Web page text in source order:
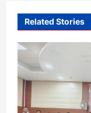
g
a
t
i
o
Related Stories